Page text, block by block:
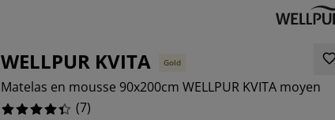
WELLPUR KVITA Gold
Matelas en mousse 90x200cm WELLPUR KVITA moyen
(7)